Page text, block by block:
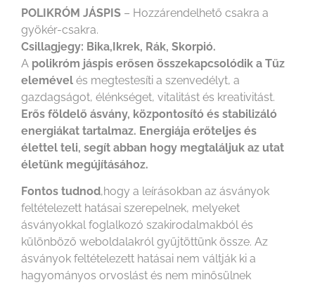
POLIKRÓM JÁSPIS – Hozzárendelhető csakra a
gyökér-csakra.
Csillagjegy: Bika,Ikrek, Rák, Skorpió.
A polikróm jáspis erősen összekapcsolódik a Tűz
elemével és megtestesíti a szenvedélyt, a
gazdagságot, élénkséget, vitalitást és kreativitást.
Erős földelő ásvány, központosító és stabilizáló
energiákat tartalmaz. Energiája erőteljes és
élettel teli, segít abban hogy megtaláljuk az utat
életünk megújításához.
Fontos tudnod,hogy a leírásokban az ásványok
feltételezett hatásai szerepelnek, melyeket
ásványokkal foglalkozó szakirodalmakból és
különböző weboldalakról gyűjtöttünk össze. Az
ásványok feltételezett hatásai nem váltják ki a
hagyományos orvoslást és nem minősülnek